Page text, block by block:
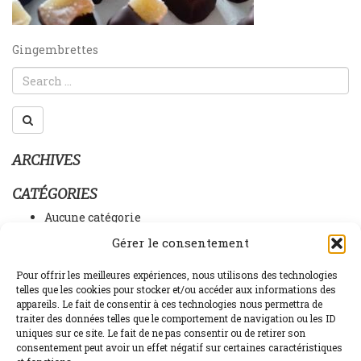
Gérer le consentement
Pour offrir les meilleures expériences, nous utilisons des technologies
telles que les cookies pour stocker et/ou accéder aux informations des
appareils. Le fait de consentir à ces technologies nous permettra de
traiter des données telles que le comportement de navigation ou les ID
uniques sur ce site. Le fait de ne pas consentir ou de retirer son
consentement peut avoir un effet négatif sur certaines caractéristiques
NAVIGATION
DE
L’ARTICLE
Gingembrettes
ARCHIVES
CATÉGORIES
Aucune catégorie
Connexion
Flux des publications
Flux des commentaires
Site de WordPress-FR